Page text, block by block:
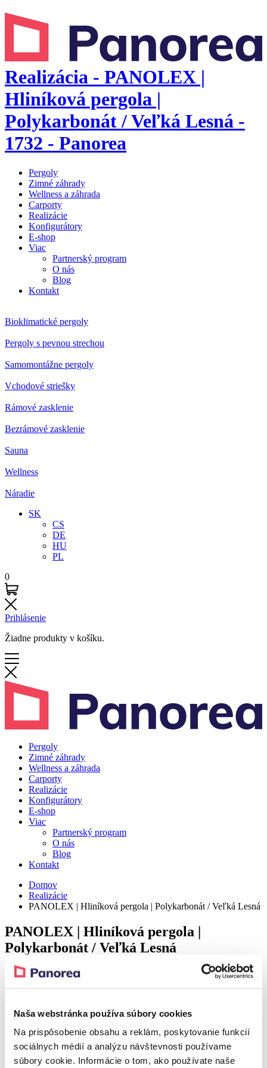
Naša webstránka používa súbory cookies
Na prispôsobenie obsahu a reklám, poskytovanie funkcií
sociálnych médií a analýzu návštevnosti používame
súbory cookie. Informácie o tom, ako používate naše
Realizácia - PANOLEX |
Hliníková pergola |
Polykarbonát / Veľká Lesná -
1732 - Panorea
Pergoly
Zimné záhrady
Wellness a záhrada
Carporty
Realizácie
Konfigurátory
E-shop
Viac
Partnerský program
O nás
Blog
Kontakt
Bioklimatické pergoly
Pergoly s pevnou strechou
Samomontážne pergoly
Vchodové striešky
Rámové zasklenie
Bezrámové zasklenie
Sauna
Wellness
Náradie
SK
CS
DE
HU
PL
0
Prihlásenie
Žiadne produkty v košíku.
Pergoly
Zimné záhrady
Wellness a záhrada
Carporty
Realizácie
Konfigurátory
E-shop
Viac
Partnerský program
O nás
Blog
Kontakt
Domov
Realizácie
PANOLEX | Hliníková pergola | Polykarbonát / Veľká Lesná
PANOLEX | Hliníková pergola |
Polykarbonát / Veľká Lesná
Detail
Realization – Veľká Lesná
Realization – Veľká Lesná